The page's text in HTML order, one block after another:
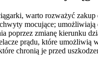
warto rozważyć
mocujące;
poprzez zmianę kierunku
prądu, które
chronią je przed